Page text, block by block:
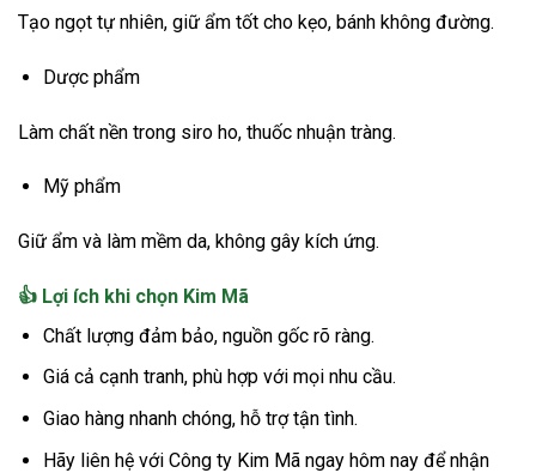
Tạo ngọt tự nhiên, giữ ẩm tốt cho kẹo, bánh không đường.
Dược phẩm
Làm chất nền trong siro ho, thuốc nhuận tràng.
Mỹ phẩm
Giữ ẩm và làm mềm da, không gây kích ứng.
👍 Lợi ích khi chọn Kim Mã
Chất lượng đảm bảo, nguồn gốc rõ ràng.
Giá cả cạnh tranh, phù hợp với mọi nhu cầu.
Giao hàng nhanh chóng, hỗ trợ tận tình.
Hãy liên hệ với Công ty Kim Mã ngay hôm nay để nhận